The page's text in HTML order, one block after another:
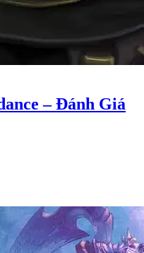
– Đánh Giá